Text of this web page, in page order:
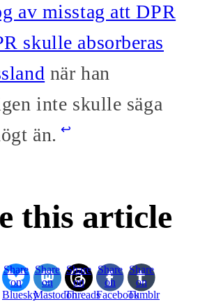
av misstag att DPR
skulle absorberas
när han
inte skulle säga
än.↩
this article
Share
on
Bluesky
Share
on
Mastodon
Share
on
Threads
Share
on
Facebook
Share
on
Tumblr